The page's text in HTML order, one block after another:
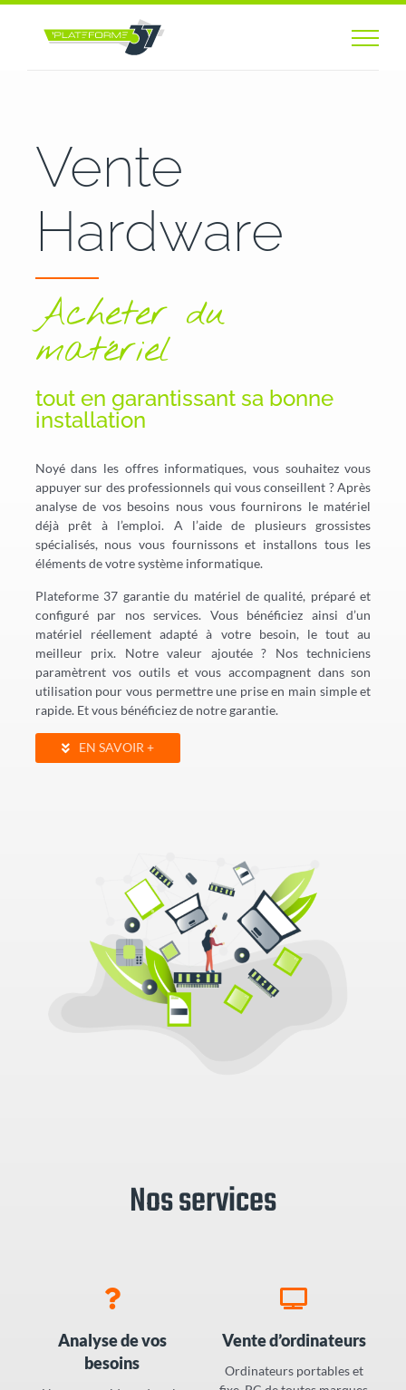
Passer
Vente
Hardware
Acheter du
matériel
tout en garantissant sa bonne
installation
Noyé dans les offres informatiques, vous souhaitez vous
appuyer sur des professionnels qui vous conseillent ? Après
analyse de vos besoins nous vous fournirons le matériel
déjà prêt à l’emploi. A l’aide de plusieurs grossistes
spécialisés, nous vous fournissons et installons tous les
éléments de votre système informatique.
Plateforme 37 garantie du matériel de qualité, préparé et
configuré par nos services. Vous bénéficiez ainsi d’un
matériel réellement adapté à votre besoin, le tout au
meilleur prix. Notre valeur ajoutée ? Nos techniciens
paramètrent vos outils et vous accompagnent dans son
utilisation pour vous permettre une prise en main simple et
rapide. Et vous bénéficiez de notre garantie.
EN SAVOIR +
Nos services
Analyse de vos
besoins
Vente d’ordinateurs
Ordinateurs portables et